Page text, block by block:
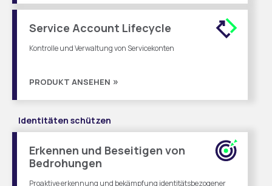
Service Account Lifecycle
Kontrolle und Verwaltung von Servicekonten
PRODUKT ANSEHEN
Identitäten schützen
Erkennen und Beseitigen von
Bedrohungen
Proaktive erkennung und bekämpfung identitätsbezogener